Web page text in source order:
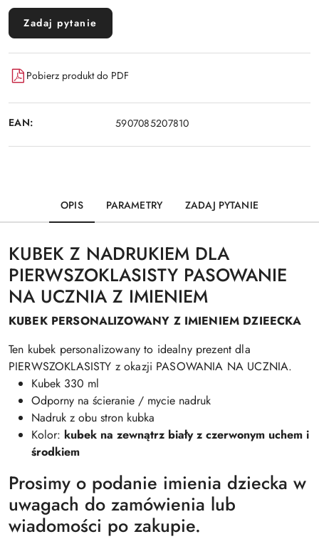
Zadaj pytanie
Pobierz produkt do PDF
EAN: 5907085207810
OPIS PARAMETRY ZADAJ PYTANIE
KUBEK Z NADRUKIEM DLA
PIERWSZOKLASISTY PASOWANIE
NA UCZNIA Z IMIENIEM
KUBEK PERSONALIZOWANY Z IMIENIEM DZIEECKA
Ten kubek personalizowany to idealny prezent dla
PIERWSZOKLASISTY z okazji PASOWANIA NA UCZNIA.
Kubek 330 ml
Odporny na ścieranie / mycie nadruk
Nadruk z obu stron kubka
Kolor: kubek na zewnątrz biały z czerwonym uchem i
środkiem
Prosimy o podanie imienia dziecka w
uwagach do zamówienia lub
wiadomości po zakupie.